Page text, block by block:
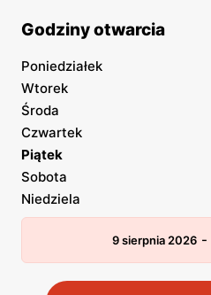
Godziny otwarcia
Poniedziałek
Wtorek
Środa
Czwartek
Piątek
Sobota
Niedziela
9 sierpnia 2026 -